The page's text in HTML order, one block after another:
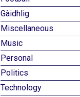
Gàidhlig
Miscellaneous
Music
Personal
Politics
Technology